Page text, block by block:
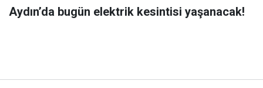
Aydın’da bugün elektrik kesintisi yaşanacak!